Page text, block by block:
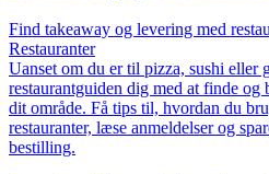
Find takeaway og levering med
Restauranter
Uanset om du er til pizza, sushi eller
restaurantguiden dig med at finde
dit område. Få tips til, hvordan du
restauranter, læse anmeldelser og
bestilling.